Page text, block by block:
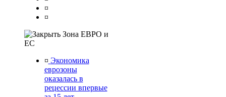
¤
¤
Зона ЕВРО и
ЕС
¤ Экономика
еврозоны
оказалась в
рецессии впервые